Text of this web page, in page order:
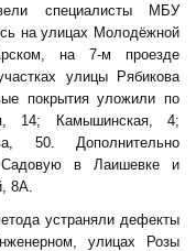
специалисты МБУ
на улицах Молодёжной
на 7-м проезде
улицы Рябикова
покрытия уложили по
14; Камышинская, 4;
50. Дополнительно
Садовую в Лаишевке и
8А.
устраняли дефекты
улицах Розы